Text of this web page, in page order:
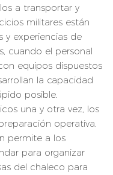
a transportar y
militares están
y experiencias de
cuando el personal
equipos dispuestos
la capacidad
posible.
una y otra vez, los
operativa.
permite a los
para organizar
del chaleco para